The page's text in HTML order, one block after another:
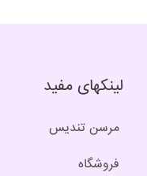
لینکهای مفید
مرسن تندیس
فروشگاه